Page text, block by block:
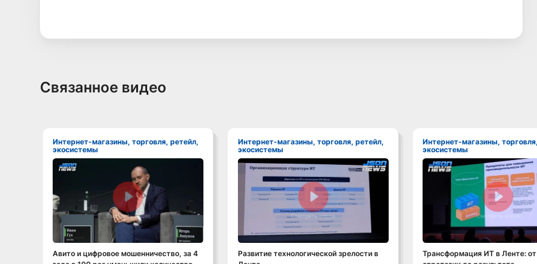
Связанное видео
Интернет-магазины, торговля, ретейл,
экосистемы
Смотреть видео
Авито и цифровое мошенничество, за 4
Интернет-магазины, торговля, ретейл,
экосистемы
Смотреть видео
Развитие технологической зрелости в
Интернет-магазины, торговля, ретейл,
экосистемы
Смотреть видео
Трансформация ИТ в Ленте: от